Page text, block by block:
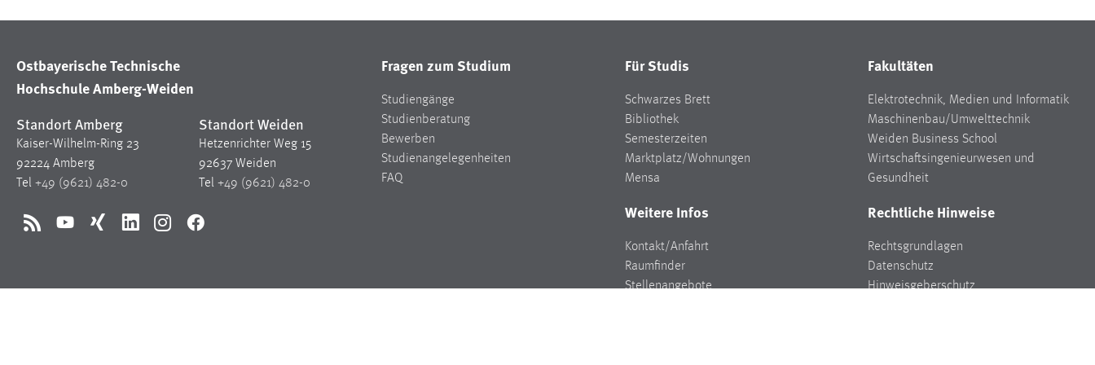
Ostbayerische Technische
Hochschule Amberg-Weiden
Standort Amberg
Kaiser-Wilhelm-Ring 23
92224 Amberg
Tel +49 (9621) 482-0
Standort Weiden
Hetzenrichter Weg 15
92637 Weiden
Tel +49 (9621) 482-0
RSS YouTubeXing LinkedInInstagramFacebook
Fragen zum Studium
Studiengänge
Studienberatung
Bewerben
Studienangelegenheiten
FAQ
Für Studis
Schwarzes Brett
Bibliothek
Semesterzeiten
Marktplatz/Wohnungen
Mensa
Fakultäten
Elektrotechnik, Medien und Informatik
Maschinenbau/Umwelttechnik
Weiden Business School
Wirtschaftsingenieurwesen und
Gesundheit
Weitere Infos
Kontakt/Anfahrt
Raumfinder
Stellenangebote
Rechtliche Hinweise
Rechtsgrundlagen
Datenschutz
Hinweisgeberschutz
Sprachpräferenz
Zweck:
Das Cookie speichert die gewählte
Sprache der Website.
Cookie Laufzeit:
mibew_locale, mibew-chat-frame-style-